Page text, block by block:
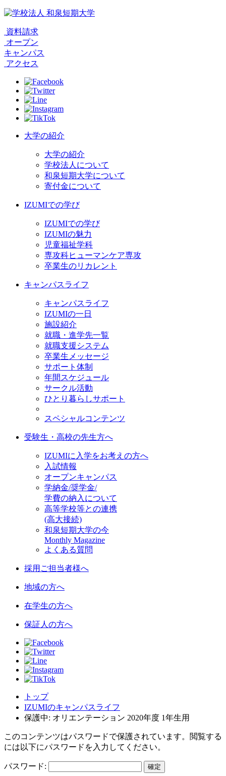
資料請求
オープン
キャンパス
アクセス
大学の紹介
大学の紹介
学校法人について
和泉短期大学について
寄付金について
IZUMIでの学び
IZUMIでの学び
IZUMIの魅力
児童福祉学科
専攻科ヒューマンケア専攻
卒業生のリカレント
キャンパスライフ
キャンパスライフ
IZUMIの一日
施設紹介
就職・進学先一覧
就職支援システム
卒業生メッセージ
サポート体制
年間スケジュール
サークル活動
ひとり暮らしサポート
スペシャルコンテンツ
受験生・高校の先生方へ
IZUMIに入学をお考えの方へ
入試情報
オープンキャンパス
学納金/奨学金/
学費の納入について
高等学校等との連携
(高大接続)
和泉短期大学の今
Monthly Magazine
よくある質問
採用ご担当者様へ
地域の方へ
在学生の方へ
保証人の方へ
トップ
IZUMIのキャンパスライフ
保護中: オリエンテーション 2020年度 1年生用
このコンテンツはパスワードで保護されています。閲覧する
には以下にパスワードを入力してください。
パスワード: